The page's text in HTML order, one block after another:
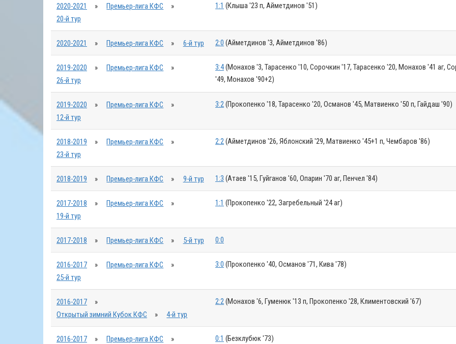
2020-2021 » Премьер-лига КФС
»
20-й тур
1:1 (Клыша '23 п, Айметдинов '51)
2020-2021 » Премьер-лига КФС » 6-й тур 2:0 (Айметдинов '3, Айметдинов '86)
2019-2020 » Премьер-лига КФС
»
26-й тур
3:4(Монахов '3, Тарасенко '10, Сорочкин '17, Тарасенко '20, Монахов '41 аг,
'49, Монахов '90+2)
2019-2020 » Премьер-лига КФС
»
12-й тур
3:2 (Прокопенко '18, Тарасенко '20, Османов '45, Матвиенко '50 п, Гайдаш '90)
2018-2019 » Премьер-лига КФС
»
23-й тур
2:2 (Айметдинов '26, Яблонский '29, Матвиенко '45+1 п, Чембаров '86)
2018-2019 » Премьер-лига КФС » 9-й тур 1:3 (Атаев '15, Гуйганов '60, Опарин '70 аг, Пенчел '84)
2017-2018 » Премьер-лига КФС
»
19-й тур
1:1 (Прокопенко '22, Загребельный '24 аг)
2017-2018 » Премьер-лига КФС » 5-й тур 0:0
2016-2017 » Премьер-лига КФС
»
25-й тур
3:0 (Прокопенко '40, Османов '71, Кива '78)
2016-2017
»
Открытый зимний Кубок КФС
» 4-й тур
2:2 (Монахов '6, Гуменюк '13 п, Прокопенко '28, Климентовский '67)
2016-2017 » Премьер-лига КФС
»
0:1 (Безклубюк '73)